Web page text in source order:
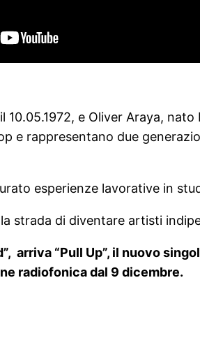
10.05.1972, e Oliver Araya,
e rappresentano due
esperienze lavorative in
strada di diventare artisti
arriva “Pull Up”, il nuovo
radiofonica dal 9 dicembre.